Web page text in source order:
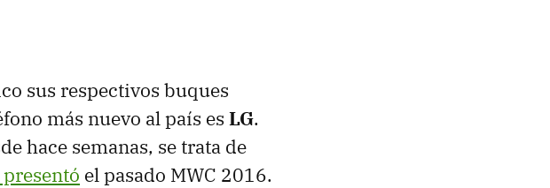
sus respectivos buques
más nuevo al país es LG.
hace semanas, se trata de
el pasado MWC 2016.